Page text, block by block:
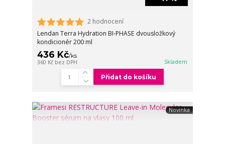
2 hodnocení
Lendan Terra Hydration BI-PHASE dvousložkový
kondicionér 200 ml
436 Kč/ks
360 Kč bez DPH Skladem
Přidat do košíku
Novinka